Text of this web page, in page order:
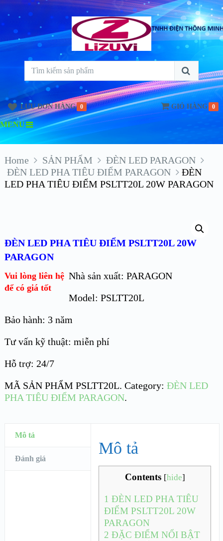
LƯU ĐƠN HÀNG 0 GIỎ HÀNG 0
MENU
Home SẢN PHẨM
ĐÈN LED PARAGON
ĐÈN LED PHA TIÊU ĐIỂM PARAGON
ĐÈN
LED PHA TIÊU ĐIỂM PSLTT20L 20W PARAGON
ĐÈN LED PHA TIÊU ĐIỂM PSLTT20L 20W
PARAGON
Vui lòng liên hệ
để có giá tốt
Nhà sản xuất: PARAGON
Model: PSLTT20L
Bảo hành: 3 năm
Tư vấn kỹ thuật: miễn phí
Hỗ trợ: 24/7
MÃ SẢN PHẨM PSLTT20L. Category: ĐÈN LED
PHA TIÊU ĐIỂM PARAGON.
Mô tả
Đánh giá
Mô tả
Contents [hide]
1 ĐÈN LED PHA TIÊU
ĐIỂM PSLTT20L 20W
PARAGON
2 ĐẶC ĐIỂM NỔI BẬT